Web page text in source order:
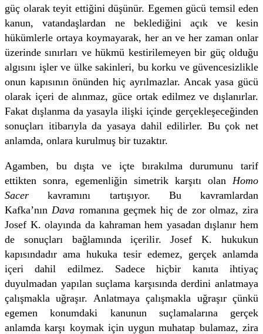
güç olarak teyit ettiğini düşünür. Egemen gücü temsil eden
kanun, vatandaşlardan ne beklediğini açık ve kesin
hükümlerle ortaya koymayarak, her an ve her zaman onlar
üzerinde sınırları ve hükmü kestirilemeyen bir güç olduğu
algısını işler ve ülke sakinleri, bu korku ve güvencesizlikle
onun kapısının önünden hiç ayrılmazlar. Ancak yasa gücü
olarak içeri de alınmaz, güce ortak edilmez ve dışlanırlar.
Fakat dışlanma da yasayla ilişki içinde gerçekleşeceğinden
sonuçları itibarıyla da yasaya dahil edilirler. Bu çok net
anlamda, onlara kurulmuş bir tuzaktır.
Agamben, bu dışta ve içte bırakılma durumunu tarif
ettikten sonra, egemenliğin simetrik karşıtı olan Homo
Sacer kavramını tartışıyor. Bu kavramlardan
Kafka’nın Dava romanına geçmek hiç de zor olmaz, zira
Josef K. olayında da kahraman hem yasadan dışlanır hem
de sonuçları bağlamında içerilir. Josef K. hukukun
kapısındadır ama hukuka tesir edemez, gerçek anlamda
içeri dahil edilmez. Sadece hiçbir kanıta ihtiyaç
duyulmadan yapılan suçlama karşısında derdini anlatmaya
çalışmakla uğraşır. Anlatmaya çalışmakla uğraşır çünkü
egemen konumdaki kanunun suçlamalarına gerçek
anlamda karşı koymak için uygun muhatap bulamaz, zira